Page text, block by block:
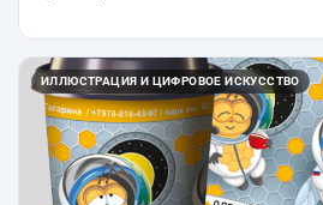
ИЛЛЮСТРАЦИЯ И ЦИФРОВОЕ ИСКУССТВО